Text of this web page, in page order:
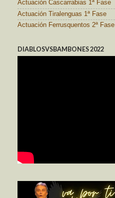
Actuación Cascarrabias 1ª Fase
Actuación Tiralenguas 1ª Fase
Actuación Ferrusquentos 2ª Fase
DIABLOSVSBAMBONES 2022